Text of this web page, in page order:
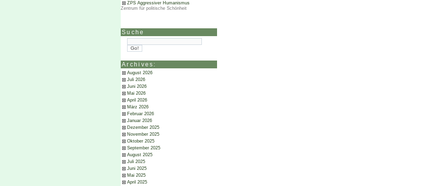
ZPS Aggressiver Humanismus
Zentrum für politische Schönheit
Suche
Archives:
August 2026
Juli 2026
Juni 2026
Mai 2026
April 2026
März 2026
Februar 2026
Januar 2026
Dezember 2025
November 2025
Oktober 2025
September 2025
August 2025
Juli 2025
Juni 2025
Mai 2025
April 2025